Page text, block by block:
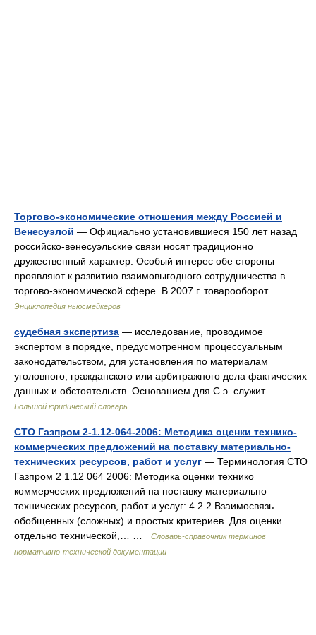
Торгово‑экономические отношения между Россией и
Венесуэлой — Официально установившиеся 150 лет назад
российско‑венесуэльские связи носят традиционно
дружественный характер. Особый интерес обе стороны
проявляют к развитию взаимовыгодного сотрудничества в
торгово‑экономической сфере. В 2007 г. товарооборот… …
Энциклопедия ньюсмейкеров
судебная экспертиза — исследование, проводимое
экспертом в порядке, предусмотренном процессуальным
законодательством, для установления по материалам
уголовного, гражданского или арбитражного дела фактических
данных и обстоятельств. Основанием для С.э. служит… …
Большой юридический словарь
СТО Газпром 2-1.12-064-2006: Методика оценки технико-
коммерческих предложений на поставку материально-
технических ресурсов, работ и услуг — Терминология СТО
Газпром 2 1.12 064 2006: Методика оценки технико
коммерческих предложений на поставку материально
технических ресурсов, работ и услуг: 4.2.2 Взаимосвязь
обобщенных (сложных) и простых критериев. Для оценки
отдельно технической,… …
Словарь-справочник терминов
нормативно-технической документации